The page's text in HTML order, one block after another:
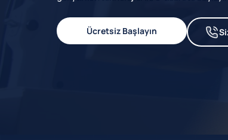
Ücretsiz Başlayın